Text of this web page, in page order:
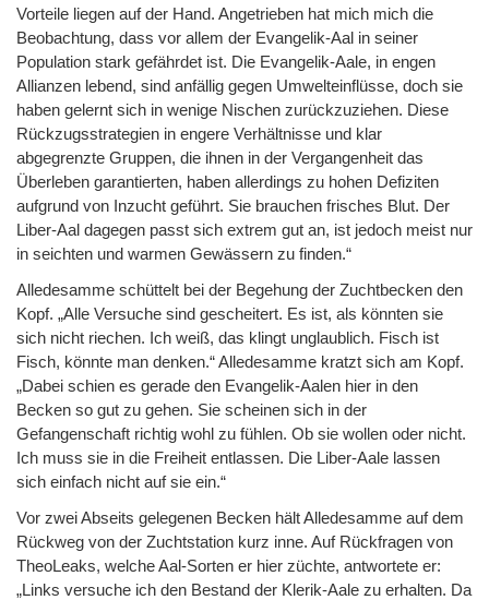
Vorteile liegen auf der Hand. Angetrieben hat mich mich die
Beobachtung, dass vor allem der Evangelik-Aal in seiner
Population stark gefährdet ist. Die Evangelik-Aale, in engen
Allianzen lebend, sind anfällig gegen Umwelteinflüsse, doch sie
haben gelernt sich in wenige Nischen zurückzuziehen. Diese
Rückzugsstrategien in engere Verhältnisse und klar
abgegrenzte Gruppen, die ihnen in der Vergangenheit das
Überleben garantierten, haben allerdings zu hohen Defiziten
aufgrund von Inzucht geführt. Sie brauchen frisches Blut. Der
Liber-Aal dagegen passt sich extrem gut an, ist jedoch meist nur
in seichten und warmen Gewässern zu finden.“
Alledesamme schüttelt bei der Begehung der Zuchtbecken den
Kopf. „Alle Versuche sind gescheitert. Es ist, als könnten sie
sich nicht riechen. Ich weiß, das klingt unglaublich. Fisch ist
Fisch, könnte man denken.“ Alledesamme kratzt sich am Kopf.
„Dabei schien es gerade den Evangelik-Aalen hier in den
Becken so gut zu gehen. Sie scheinen sich in der
Gefangenschaft richtig wohl zu fühlen. Ob sie wollen oder nicht.
Ich muss sie in die Freiheit entlassen. Die Liber-Aale lassen
sich einfach nicht auf sie ein.“
Vor zwei Abseits gelegenen Becken hält Alledesamme auf dem
Rückweg von der Zuchtstation kurz inne. Auf Rückfragen von
TheoLeaks, welche Aal-Sorten er hier züchte, antwortete er:
„Links versuche ich den Bestand der Klerik-Aale zu erhalten. Da